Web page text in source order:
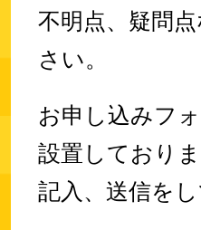
不明点、疑問
さい。
お申し込みフ
設置しており
記入、送信をし